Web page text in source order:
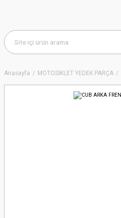
Anasayfa MOTOSİKLET YEDEK PARÇA